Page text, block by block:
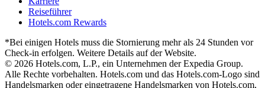
Reiseführer
Hotels.com Rewards
*Bei einigen Hotels muss die Stornierung mehr als 24 Stunden vor
Check-in erfolgen. Weitere Details auf der Website.
© 2026 Hotels.com, L.P., ein Unternehmen der Expedia Group.
Alle Rechte vorbehalten. Hotels.com und das Hotels.com-Logo sind
Handelsmarken oder eingetragene Handelsmarken von Hotels.com,